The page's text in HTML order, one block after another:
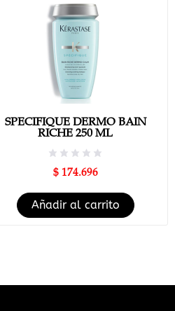
SPECIFIQUE DERMO BAIN
RICHE 250 ML
$174.696
Añadir al carrito